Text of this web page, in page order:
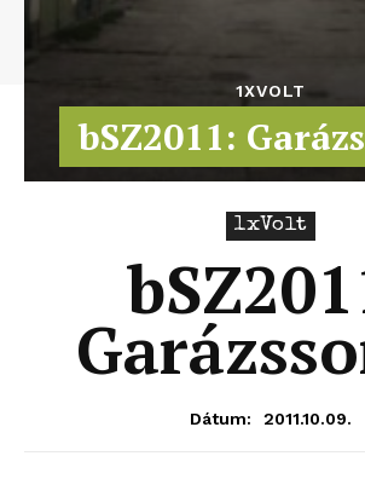
1XVOLT
bSZ2011:
1xVolt
Dátum: 2011.10.09.